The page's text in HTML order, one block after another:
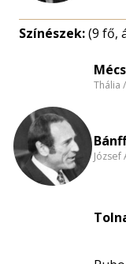
Színészek:(9 fő,
Thália
József